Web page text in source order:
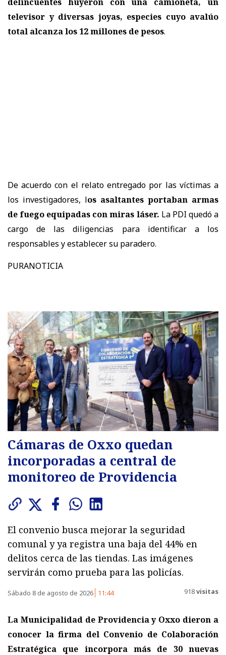
televisor y diversas joyas, especies cuyo avalúo
total alcanza los 12 millones de pesos.
De acuerdo con el relato entregado por las víctimas a
los investigadores, los asaltantes portaban armas
de fuego equipadas con miras láser. La PDI quedó a
cargo de las diligencias para identificar a los
responsables y establecer su paradero.
PURANOTICIA
Cámaras de Oxxo quedan
incorporadas a central de
monitoreo de Providencia
El convenio busca mejorar la seguridad
comunal y ya registra una baja del 44% en
delitos cerca de las tiendas. Las imágenes
servirán como prueba para las policías.
Sábado 8 de agosto de 2026 11:44 918visitas
La Municipalidad de Providencia y Oxxo dieron a
conocer la firma del Convenio de Colaboración
Estratégica que incorpora más de 30 nuevas